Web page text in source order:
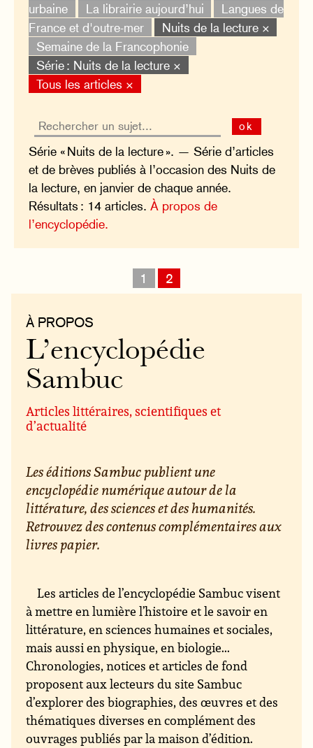
urbaine
La librairie aujourd’hui
Langues de
France et d'outre-mer
Nuits de la lecture ×
Semaine de la Francophonie
Série : Nuits de la lecture ×
Tous les articles ×
ok
Série « Nuits de la lecture ». — Série d’articles
et de brèves publiés à l’occasion des Nuits de
la lecture, en janvier de chaque année.
Résultats : 14 articles.À propos de
l’encyclopédie.
1 2
À PROPOS
L’encyclopédie
Sambuc
Articles littéraires, scientifiques et
d’actualité
Les éditions Sambuc publient une
encyclopédie numérique autour de la
littérature, des sciences et des humanités.
Retrouvez des contenus complémentaires aux
livres papier.
Les articles de l’encyclopédie Sambuc visent
à mettre en lumière l’histoire et le savoir en
littérature, en sciences humaines et sociales,
mais aussi en physique, en biologie...
Chronologies, notices et articles de fond
proposent aux lecteurs du site Sambuc
d’explorer des biographies, des œuvres et des
thématiques diverses en complément des
ouvrages publiés par la maison d’édition.